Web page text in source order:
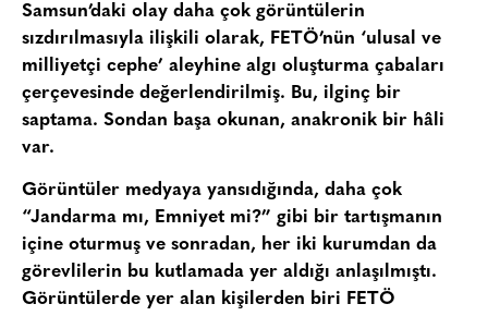
Samsun’daki olay daha çok görüntülerin
sızdırılmasıyla ilişkili olarak, FETÖ’nün ‘ulusal ve
milliyetçi cephe’ aleyhine algı oluşturma çabaları
çerçevesinde değerlendirilmiş. Bu, ilginç bir
saptama. Sondan başa okunan, anakronik bir hâli
var.
Görüntüler medyaya yansıdığında, daha çok
“Jandarma mı, Emniyet mi?” gibi bir tartışmanın
içine oturmuş ve sonradan, her iki kurumdan da
görevlilerin bu kutlamada yer aldığı anlaşılmıştı.
Görüntülerde yer alan kişilerden biri FETÖ